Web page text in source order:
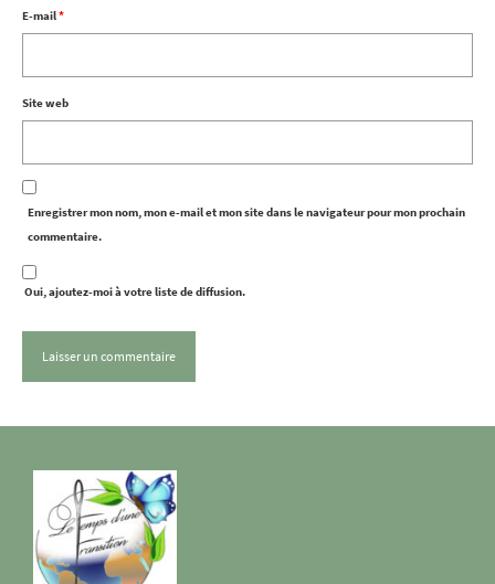
E-mail*
Site web
Enregistrer mon nom, mon e-mail et mon site dans le navigateur pour mon prochain
commentaire.
Oui, ajoutez-moi à votre liste de diffusion.